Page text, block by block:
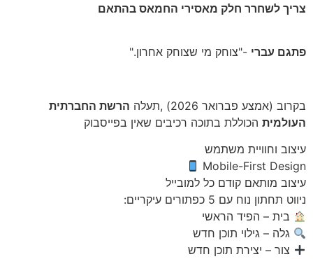
צריך לשחרר חלק מאסירי החמאס בהתאם
פתגם עברי -"צוחק מי שצוחק אחרון."
בקרוב (אמצע פברואר 2026) ,תעלה
הרשת החברתית
העולמית הכוללת בתוכה רכיבים שאין בפייסבוק
עיצוב וחוויית משתמש
Mobile-First Design
עיצוב מותאם קודם כל למובייל
ניווט תחתון נוח עם 5 כפתורים עיקריים:
בית – הפיד הראשי
גלה – גילוי תוכן חדש
צור – יצירת תוכן חדש